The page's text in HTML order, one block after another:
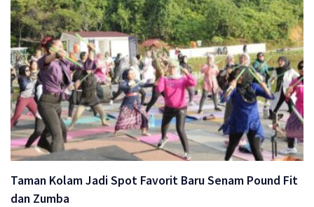
Taman Kolam Jadi Spot Favorit Baru Senam Pound Fit
dan Zumba